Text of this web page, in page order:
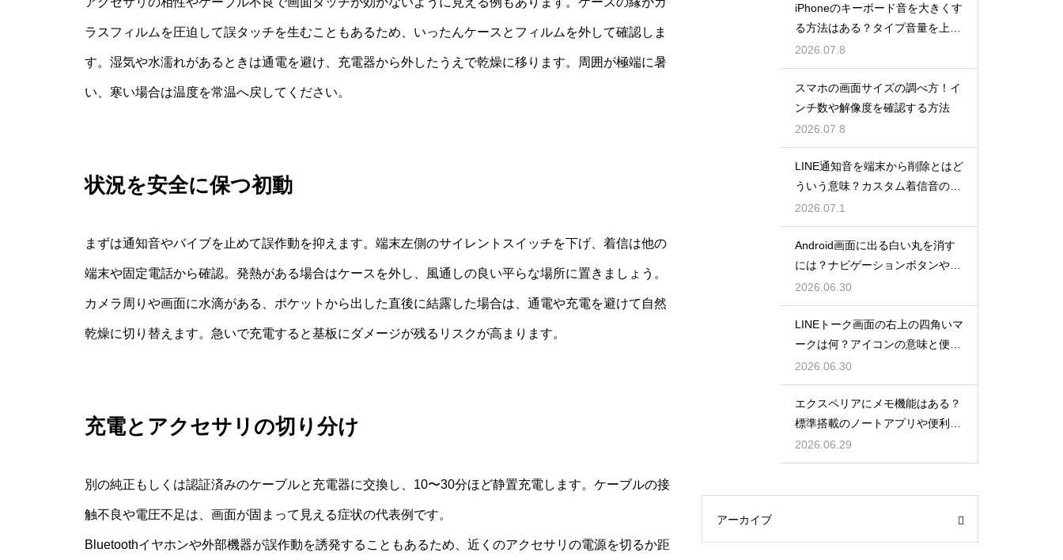
ラスフィルムを圧迫して誤タッチを生むこともあるため、いったんケースとフィルムを外して確認しま
す。湿気や水濡れがあるときは通電を避け、充電器から外したうえで乾燥に移ります。周囲が極端に暑
い、寒い場合は温度を常温へ戻してください。
状況を安全に保つ初動
まずは通知音やバイブを止めて誤作動を抑えます。端末左側のサイレントスイッチを下げ、着信は他の
端末や固定電話から確認。発熱がある場合はケースを外し、風通しの良い平らな場所に置きましょう。
カメラ周りや画面に水滴がある、ポケットから出した直後に結露した場合は、通電や充電を避けて自然
乾燥に切り替えます。急いで充電すると基板にダメージが残るリスクが高まります。
充電とアクセサリの切り分け
別の純正もしくは認証済みのケーブルと充電器に交換し、10〜30分ほど静置充電します。ケーブルの接
触不良や電圧不足は、画面が固まって見える症状の代表例です。
Bluetoothイヤホンや外部機器が誤作動を誘発することもあるため、近くのアクセサリの電源を切るか距
iPhoneのキーボード音を大きくす
る方法はある？タイプ音量を上げ
る設定と注意点
2026.07.8
スマホの画面サイズの調べ方！イ
ンチ数や解像度を確認する方法
2026.07.8
LINE通知音を端末から削除とはど
ういう意味？カスタム着信音の削
除とデフォルト設定に戻す方法
2026.07.1
Android画面に出る白い丸を消す
には？ナビゲーションボタンやア
クセシビリティ機能の非表示方法
2026.06.30
LINEトーク画面の右上の四角いマ
ークは何？アイコンの意味と便利
機能を解説
2026.06.30
エクスペリアにメモ機能はある？
標準搭載のノートアプリや便利な
メモ活用術
2026.06.29
アーカイブ